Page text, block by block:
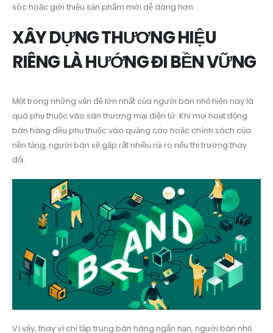
sóc hoặc giới thiệu sản phẩm mới dễ dàng hơn.
XÂY DỰNG THƯƠNG HIỆU
RIÊNG LÀ HƯỚNG ĐI BỀN VỮNG
Một trong những vấn đề lớn nhất của người bán nhỏ hiện nay là
quá phụ thuộc vào sàn thương mại điện tử. Khi mọi hoạt động
bán hàng đều phụ thuộc vào quảng cáo hoặc chính sách của
nền tảng, người bán sẽ gặp rất nhiều rủi ro nếu thị trường thay
đổi.
Vì vậy, thay vì chỉ tập trung bán hàng ngắn hạn, người bán nhỏ